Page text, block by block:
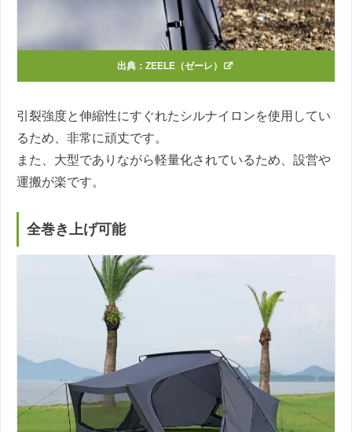
出典： ZEELE（ゼーレ）
引裂強度と伸縮性にすぐれたシルナイロンを使用してい
るため、非常に頑丈です。
また、大型でありながら軽量化されているため、設営や
運搬が楽です。
全巻き上げ可能